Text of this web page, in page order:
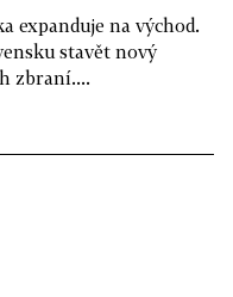
expanduje na východ.
stavět nový
zbraní....